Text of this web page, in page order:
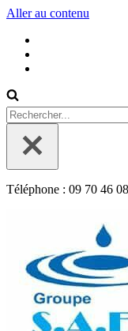
Aller au contenu
Rechercher...
Téléphone : 09 70 46